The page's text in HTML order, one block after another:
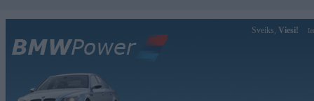
Sveiks, Viesi!